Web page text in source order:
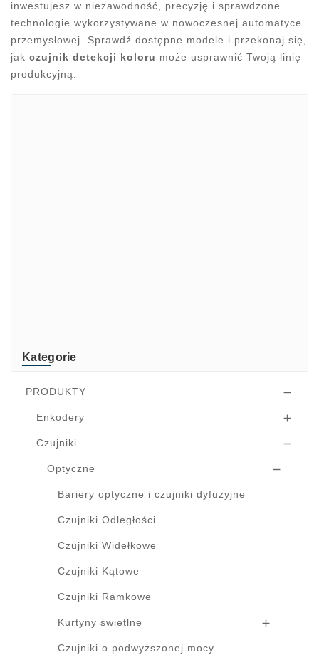
inwestujesz w niezawodność, precyzję i sprawdzone
technologie wykorzystywane w nowoczesnej automatyce
przemysłowej. Sprawdź dostępne modele i przekonaj się,
jak czujnik detekcji koloru może usprawnić Twoją linię
produkcyjną.
Kategorie
PRODUKTY 
Enkodery 
Czujniki 
Optyczne 
Bariery optyczne i czujniki dyfuzyjne
Czujniki Odległości
Czujniki Widełkowe
Czujniki Kątowe
Czujniki Ramkowe
Kurtyny świetlne 
Czujniki o podwyższonej mocy